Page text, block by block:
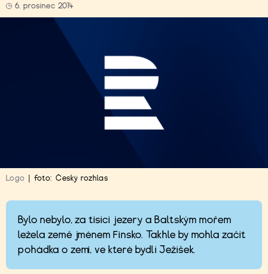
6. prosinec 2014
Logo foto: Český rozhlas
Bylo nebylo, za tisíci jezery a Baltským mořem
ležela země jménem Finsko. Takhle by mohla začít
pohádka o zemi, ve které bydlí Ježíšek.